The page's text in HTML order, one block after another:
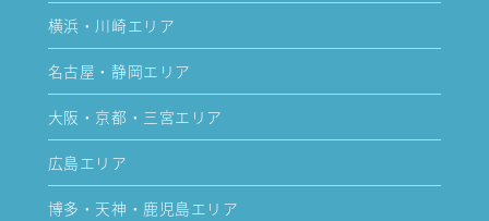
横浜・川崎エリア
名古屋・静岡エリア
大阪・京都・三宮エリア
広島エリア
博多・天神・鹿児島エリア